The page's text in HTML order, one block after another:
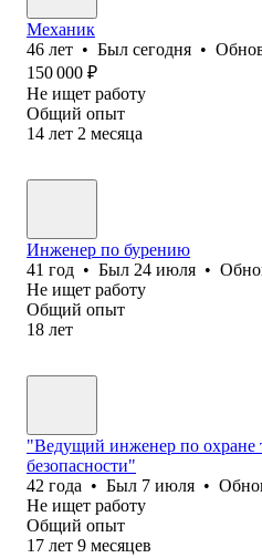
Механик
46 лет • Был сегодня •
150 000 ₽
Не ищет работу
Общий опыт
14 лет 2 месяца
Инженер по бурению
41 год • Был 24 июля •
Не ищет работу
Общий опыт
18 лет
"Ведущий инженер по охране
безопасности"
42 года • Был 7 июля •
Не ищет работу
Общий опыт
17 лет 9 месяцев